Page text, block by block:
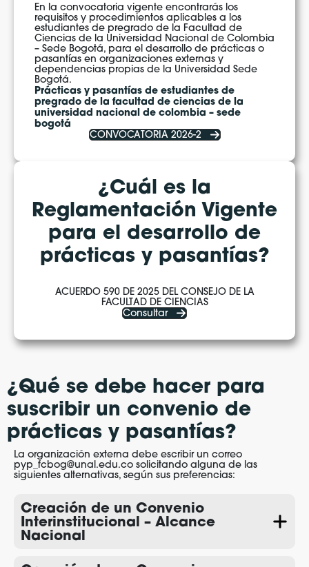
En la convocatoria vigente encontrarás los
requisitos y procedimientos aplicables a los
estudiantes de pregrado de la Facultad de
Ciencias de la Universidad Nacional de Colombia
– Sede Bogotá, para el desarrollo de prácticas o
pasantías en organizaciones externas y
dependencias propias de la Universidad Sede
Bogotá.
Prácticas y pasantías de estudiantes de
pregrado de la facultad de ciencias de la
universidad nacional de colombia – sede
bogotá
CONVOCATORIA 2026-2
¿Cuál es la
Reglamentación Vigente
para el desarrollo de
prácticas y pasantías?
ACUERDO 590 DE 2025 DEL CONSEJO DE LA
FACULTAD DE CIENCIAS
Consultar
¿Qué se debe hacer para
suscribir un convenio de
prácticas y pasantías?
La organización externa debe escribir un correo
pyp_fcbog@unal.edu.co solicitando alguna de las
siguientes alternativas, según sus preferencias:
Creación de un Convenio
Interinstitucional – Alcance
Nacional